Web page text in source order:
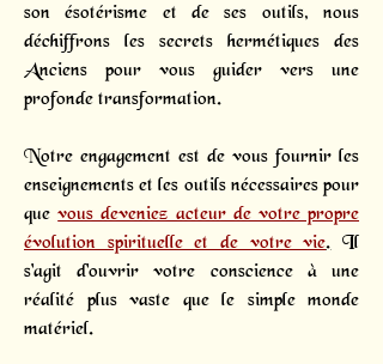
son ésotérisme et de ses outils, nous
déchiffrons les secrets hermétiques des
Anciens pour vous guider vers une
profonde transformation.
Notre engagement est de vous fournir les
enseignements et les outils nécessaires pour
quevous deveniez acteur de votre propre
évolution spirituelle et de votre vie.Il
s'agit d'ouvrir votre conscience à une
réalité plus vaste que le simple monde
matériel.